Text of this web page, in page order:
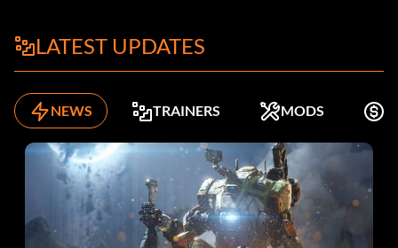
LATEST UPDATES
NEWS TRAINERS MODS